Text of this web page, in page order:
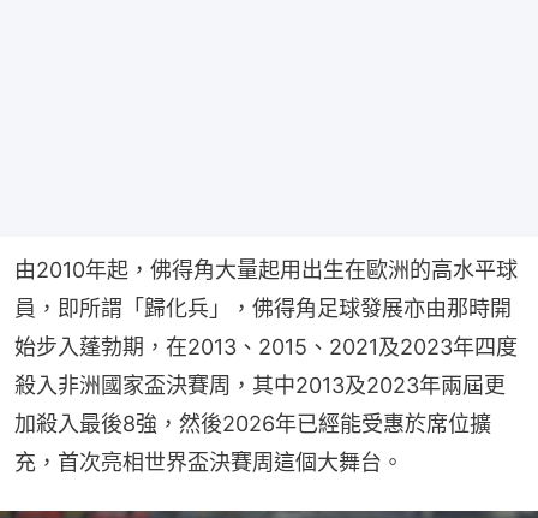
由2010年起，佛得角大量起用出生在歐洲的高水平球
員，即所謂「歸化兵」，佛得角足球發展亦由那時開
始步入蓬勃期，在2013、2015、2021及2023年四度
殺入非洲國家盃決賽周，其中2013及2023年兩屆更
加殺入最後8強，然後2026年已經能受惠於席位擴
充，首次亮相世界盃決賽周這個大舞台。